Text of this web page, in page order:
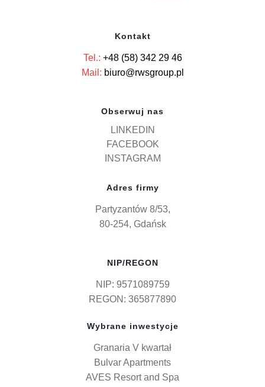
Kontakt
Tel.: +48 (58) 342 29 46
Mail: biuro@rwsgroup.pl
Obserwuj nas
LINKEDIN
FACEBOOK
INSTAGRAM
Adres firmy
Partyzantów 8/53,
80-254, Gdańsk
NIP/REGON
NIP: 9571089759
REGON: 365877890
Wybrane inwestycje
Granaria V kwartał
Bulvar Apartments
AVES Resort and Spa